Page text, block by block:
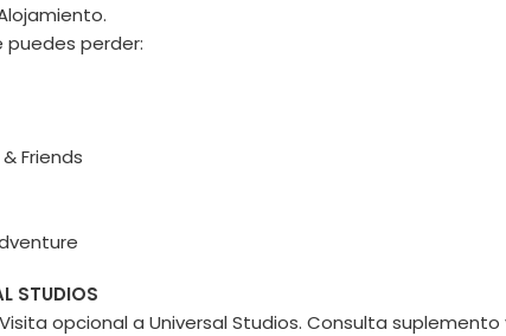
perder:
Friends
opcional a Universal Studios. Consulta suplemento